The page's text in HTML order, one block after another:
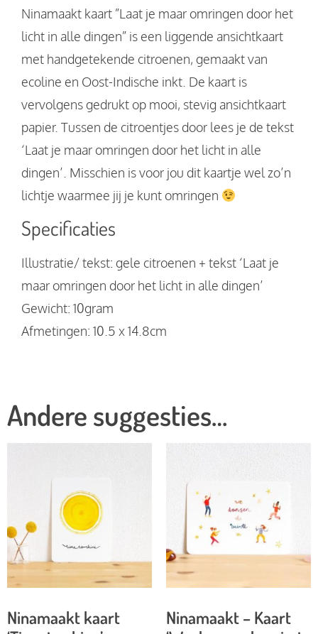
Ninamaakt kaart ”Laat je maar omringen door het
licht in alle dingen” is een liggende ansichtkaart
met handgetekende citroenen, gemaakt van
ecoline en Oost-Indische inkt. De kaart is
vervolgens gedrukt op mooi, stevig ansichtkaart
papier. Tussen de citroentjes door lees je de tekst
‘Laat je maar omringen door het licht in alle
dingen’. Misschien is voor jou dit kaartje wel zo’n
lichtje waarmee jij je kunt omringen
Specificaties
Illustratie/ tekst: gele citroenen + tekst ‘Laat je
maar omringen door het licht in alle dingen’
Gewicht: 10gram
Afmetingen: 10.5 x 14.8cm
Andere suggesties…
Ninamaakt kaart
Ninamaakt – Kaart